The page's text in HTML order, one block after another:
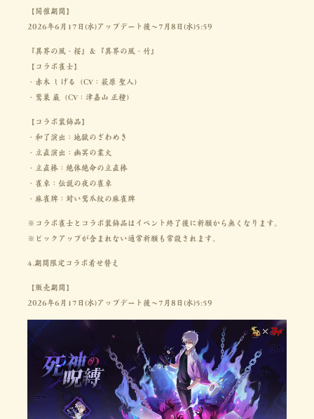
【開催期間】
2026年6月17日(水)アップデート後～7月8日(水)5:59
『異界の風・桜』＆『異界の風・竹』
【コラボ雀士】
・赤木 しげる（CV：萩原 聖人）
・鷲巣 巌（CV：津嘉山 正種）
【コラボ装飾品】
・和了演出：地獄のざわめき
・立直演出：幽冥の業火
・立直棒：絶体絶命の立直棒
・雀卓：伝説の夜の雀卓
・麻雀牌：対い鷲爪紋の麻雀牌
※コラボ雀士とコラボ装飾品はイベント終了後に祈願から無くなります。
※ピックアップが含まれない通常祈願も常設されます。
4.期間限定コラボ着せ替え
【販売期間】
2026年6月17日(水)アップデート後～7月8日(水)5:59